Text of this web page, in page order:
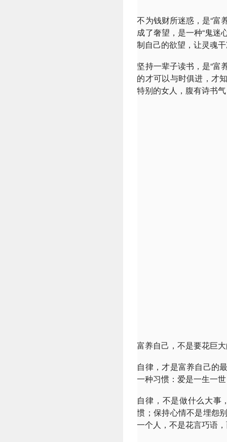
不为钱财所迷惑，是“富
成了奢望，是一种“鬼迷
制自己的欲望，让灵魂
坚持一辈子读书，是“富
的才可以与时俱进，才
特别的女人，腹有诗书
富养自己，不是要花巨
自律，才是富养自己的
一种习惯：爱是一生一
自律，不是做什么大事
惯；保持心情不是埋怨
一个人，不是花言巧语